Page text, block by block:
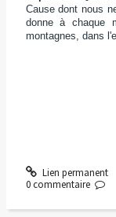
Cause dont nous
donne à chaque
montagnes, dans
Lien permanent
0 commentaire